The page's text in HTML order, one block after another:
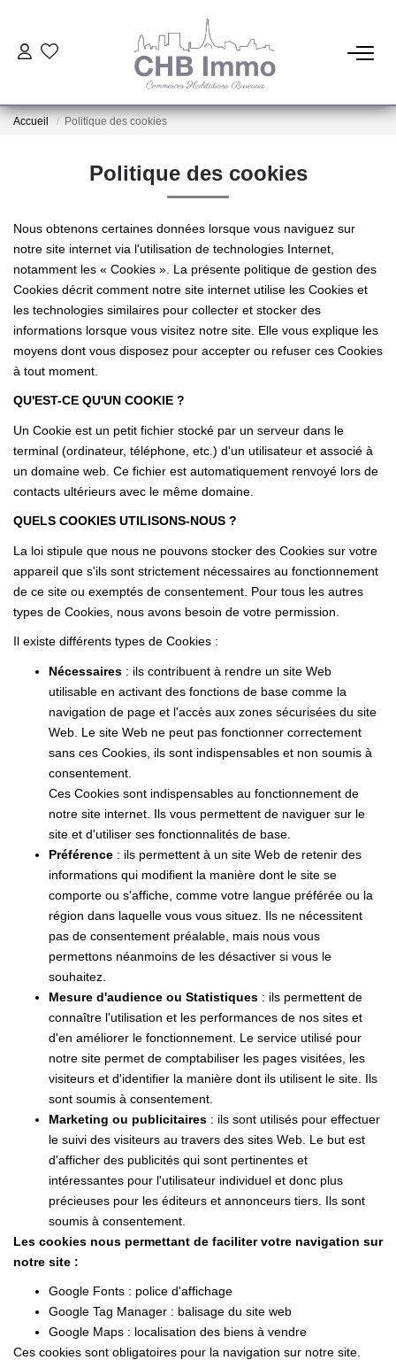
ESTIMATION
CESSIONS DE FONDS
LOCATIONS
GESTION
NOTRE AGENCE
Notre Lexique
CONTACT
Accueil Politique des cookies
Politique des cookies
Nous obtenons certaines données lorsque vous naviguez sur
notre site internet via l'utilisation de technologies Internet,
notamment les « Cookies ». La présente politique de gestion des
Cookies décrit comment notre site internet utilise les Cookies et
les technologies similaires pour collecter et stocker des
informations lorsque vous visitez notre site. Elle vous explique les
moyens dont vous disposez pour accepter ou refuser ces Cookies
à tout moment.
QU'EST-CE QU'UN COOKIE ?
Un Cookie est un petit fichier stocké par un serveur dans le
terminal (ordinateur, téléphone, etc.) d'un utilisateur et associé à
un domaine web. Ce fichier est automatiquement renvoyé lors de
contacts ultérieurs avec le même domaine.
QUELS COOKIES UTILISONS-NOUS ?
La loi stipule que nous ne pouvons stocker des Cookies sur votre
appareil que s'ils sont strictement nécessaires au fonctionnement
de ce site ou exemptés de consentement. Pour tous les autres
types de Cookies, nous avons besoin de votre permission.
Il existe différents types de Cookies :
Nécessaires : ils contribuent à rendre un site Web
utilisable en activant des fonctions de base comme la
navigation de page et l'accès aux zones sécurisées du site
Web. Le site Web ne peut pas fonctionner correctement
sans ces Cookies, ils sont indispensables et non soumis à
consentement.
Ces Cookies sont indispensables au fonctionnement de
notre site internet. Ils vous permettent de naviguer sur le
site et d'utiliser ses fonctionnalités de base.
Préférence : ils permettent à un site Web de retenir des
informations qui modifient la manière dont le site se
comporte ou s'affiche, comme votre langue préférée ou la
région dans laquelle vous vous situez. Ils ne nécessitent
pas de consentement préalable, mais nous vous
permettons néanmoins de les désactiver si vous le
souhaitez.
Mesure d'audience ou Statistiques : ils permettent de
connaître l'utilisation et les performances de nos sites et
d'en améliorer le fonctionnement. Le service utilisé pour
notre site permet de comptabiliser les pages visitées, les
visiteurs et d'identifier la manière dont ils utilisent le site. Ils
sont soumis à consentement.
Marketing ou publicitaires : ils sont utilisés pour effectuer
le suivi des visiteurs au travers des sites Web. Le but est
d'afficher des publicités qui sont pertinentes et
intéressantes pour l'utilisateur individuel et donc plus
précieuses pour les éditeurs et annonceurs tiers. Ils sont
soumis à consentement.
Les cookies nous permettant de faciliter votre navigation sur
notre site :
Google Fonts : police d'affichage
Google Tag Manager : balisage du site web
Google Maps : localisation des biens à vendre
Ces cookies sont obligatoires pour la navigation sur notre site.